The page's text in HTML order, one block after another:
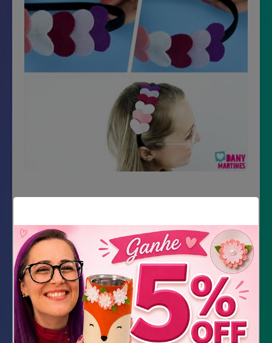
Material Necessário
Retalhos de feltro coloridos
Tesoura
Tiara
Cola quente